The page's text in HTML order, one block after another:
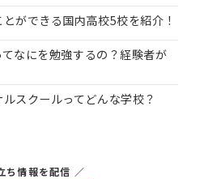
ができる国内高校5校を紹介！
なにを勉強するの？経験者が
スクールってどんな学校？
ち情報を配信 ／